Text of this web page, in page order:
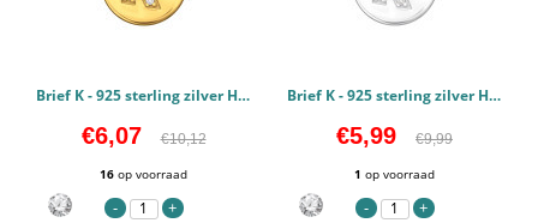
Brief K - 925 sterling zilver Hangers Zirconia PCJW46517
€6,07 €10,12
16 op voorraad
Brief K - 925 sterling zilver Hangers Zirconia PCJW46516
€5,99 €9,99
1 op voorraad